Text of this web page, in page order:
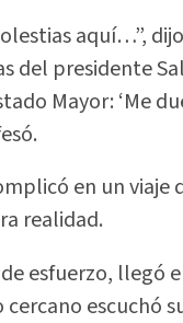
aquí…”,
del presidente
Mayor: ‘Me
en un
realidad.
esfuerzo, llegó
escuchó